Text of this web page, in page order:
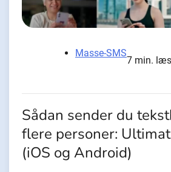
Masse-SMS
7 min.
Sådan sender du
flere personer:
(iOS og Android)